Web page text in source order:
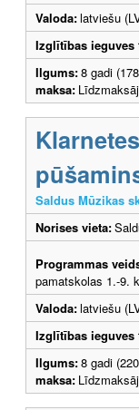
Valoda:latviešu
Izglītības ieguves
Ilgums:8 gadi
maksa:
Saldus Mūzikas
Norises vieta:
Programmas
pamatskolas 1.-9.
Valoda:latviešu
Izglītības ieguves
Ilgums:8 gadi
maksa: